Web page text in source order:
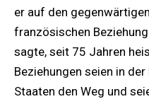
er auf den
französischen
sagte, seit 75 Jahren
Beziehungen seien in
Staaten den Weg und